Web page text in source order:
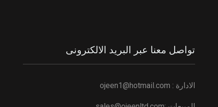
تواصل معنا عبر البريد الالكترونى
الادارة :